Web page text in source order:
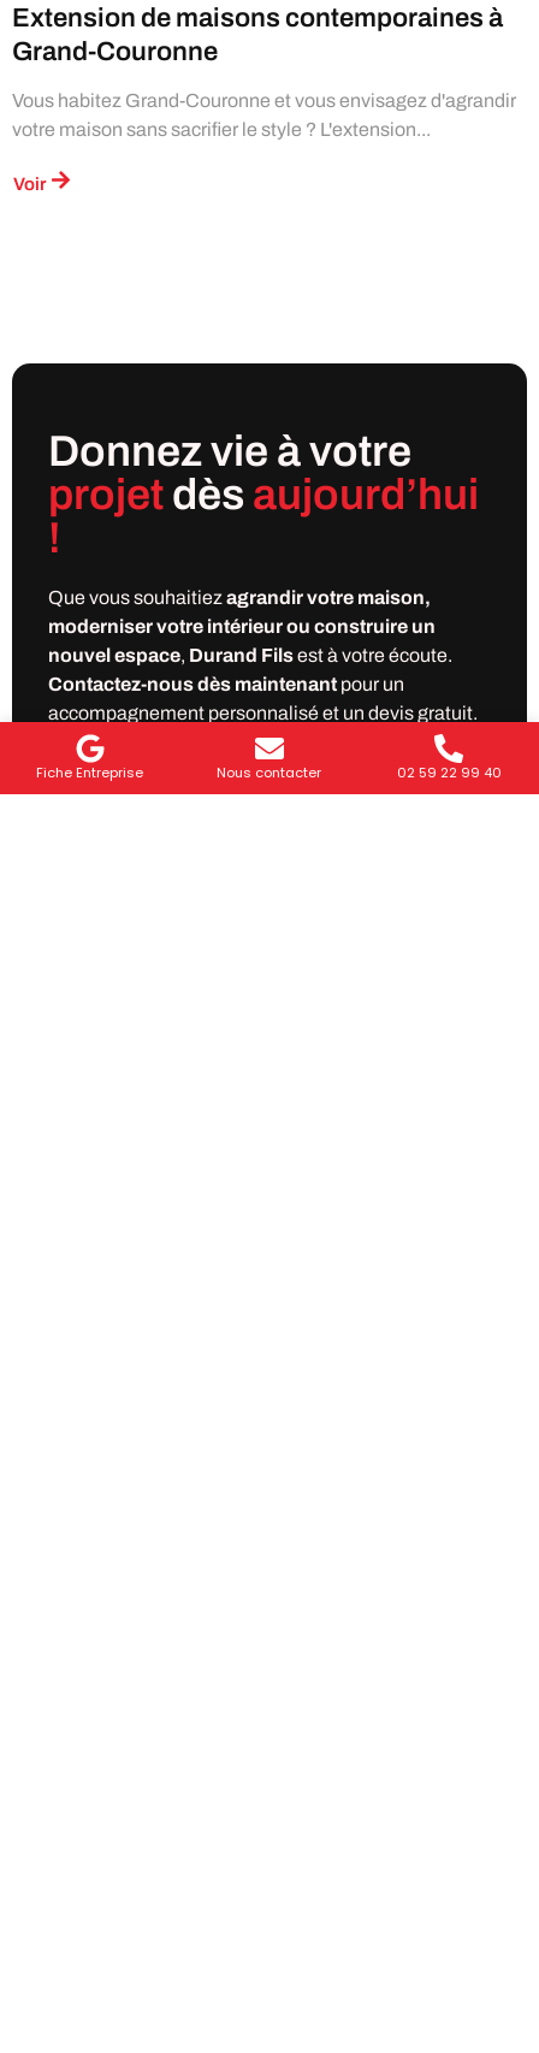
Fiche Entreprise Nous contacter 02 59 22 99 40
Extension de maisons contemporaines à
Grand-Couronne
Vous habitez Grand-Couronne et vous envisagez d'agrandir
votre maison sans sacrifier le style ? L'extension...
Voir
Donnez vie à votre
projet dès aujourd’hui
!
Que vous souhaitiezagrandir votre maison,
moderniser votre intérieur ou construire un
nouvel espace, Durand Filsest à votre écoute.
Contactez-nous dès maintenant pour un
accompagnement personnalisé et un devis gratuit.
Demander mon devis gratuit